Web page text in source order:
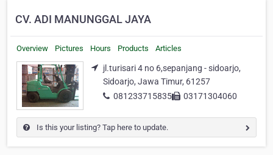
CV. ADI MANUNGGAL JAYA
Overview Pictures Hours Products Articles
jl.turisari 4 no 6,sepanjang - sidoarjo,
Sidoarjo, Jawa Timur, 61257
081233715835
03171304060
Is this your listing? Tap here to update.